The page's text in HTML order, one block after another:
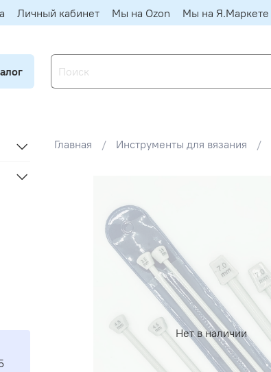
Личный кабинет Мы на Ozon Мы на Я.Маркете
Главная Инструменты для вязания
Нет в наличии